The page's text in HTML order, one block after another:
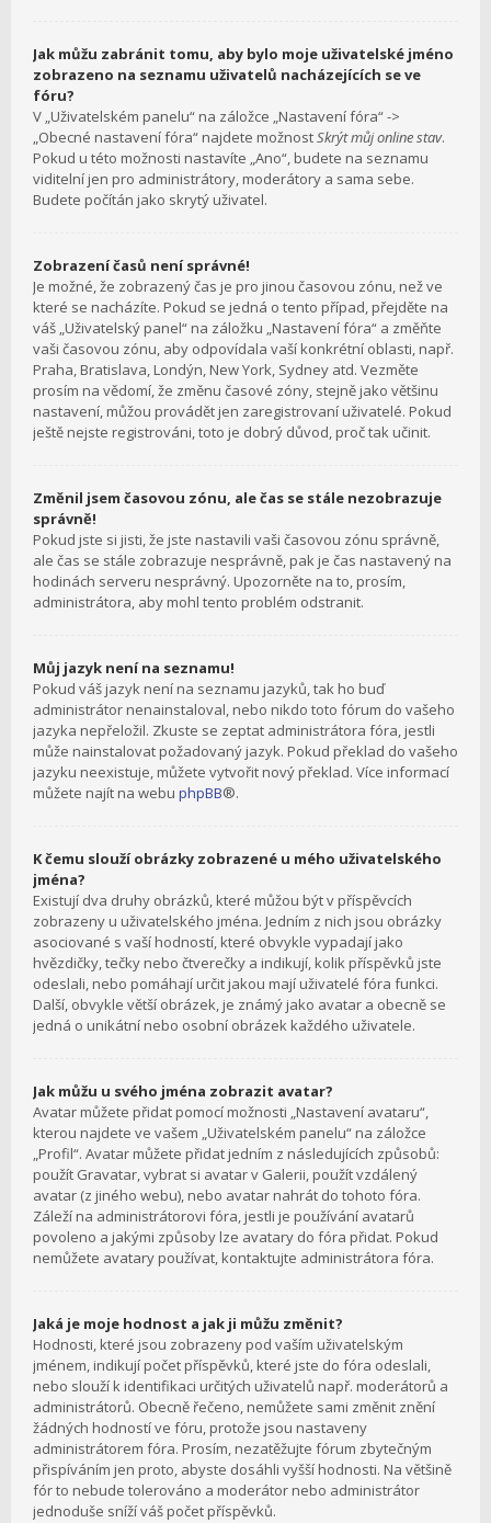
Jak můžu zabránit tomu, aby bylo moje uživatelské jméno
zobrazeno na seznamu uživatelů nacházejících se ve
fóru?
V „Uživatelském panelu“ na záložce „Nastavení fóra“ ->
„Obecné nastavení fóra“ najdete možnostSkrýt můj online stav.
Pokud u této možnosti nastavíte „Ano“, budete na seznamu
viditelní jen pro administrátory, moderátory a sama sebe.
Budete počítán jako skrytý uživatel.
Zobrazení časů není správné!
Je možné, že zobrazený čas je pro jinou časovou zónu, než ve
které se nacházíte. Pokud se jedná o tento případ, přejděte na
váš „Uživatelský panel“ na záložku „Nastavení fóra“ a změňte
vaši časovou zónu, aby odpovídala vaší konkrétní oblasti, např.
Praha, Bratislava, Londýn, New York, Sydney atd. Vezměte
prosím na vědomí, že změnu časové zóny, stejně jako většinu
nastavení, můžou provádět jen zaregistrovaní uživatelé. Pokud
ještě nejste registrováni, toto je dobrý důvod, proč tak učinit.
Změnil jsem časovou zónu, ale čas se stále nezobrazuje
správně!
Pokud jste si jisti, že jste nastavili vaši časovou zónu správně,
ale čas se stále zobrazuje nesprávně, pak je čas nastavený na
hodinách serveru nesprávný. Upozorněte na to, prosím,
administrátora, aby mohl tento problém odstranit.
Můj jazyk není na seznamu!
Pokud váš jazyk není na seznamu jazyků, tak ho buď
administrátor nenainstaloval, nebo nikdo toto fórum do vašeho
jazyka nepřeložil. Zkuste se zeptat administrátora fóra, jestli
může nainstalovat požadovaný jazyk. Pokud překlad do vašeho
jazyku neexistuje, můžete vytvořit nový překlad. Více informací
můžete najít na webu phpBB®.
K čemu slouží obrázky zobrazené u mého uživatelského
jména?
Existují dva druhy obrázků, které můžou být v příspěvcích
zobrazeny u uživatelského jména. Jedním z nich jsou obrázky
asociované s vaší hodností, které obvykle vypadají jako
hvězdičky, tečky nebo čtverečky a indikují, kolik příspěvků jste
odeslali, nebo pomáhají určit jakou mají uživatelé fóra funkci.
Další, obvykle větší obrázek, je známý jako avatar a obecně se
jedná o unikátní nebo osobní obrázek každého uživatele.
Jak můžu u svého jména zobrazit avatar?
Avatar můžete přidat pomocí možnosti „Nastavení avataru“,
kterou najdete ve vašem „Uživatelském panelu“ na záložce
„Profil“. Avatar můžete přidat jedním z následujících způsobů:
použít Gravatar, vybrat si avatar v Galerii, použít vzdálený
avatar (z jiného webu), nebo avatar nahrát do tohoto fóra.
Záleží na administrátorovi fóra, jestli je používání avatarů
povoleno a jakými způsoby lze avatary do fóra přidat. Pokud
nemůžete avatary používat, kontaktujte administrátora fóra.
Jaká je moje hodnost a jak ji můžu změnit?
Hodnosti, které jsou zobrazeny pod vaším uživatelským
jménem, indikují počet příspěvků, které jste do fóra odeslali,
nebo slouží k identifikaci určitých uživatelů např. moderátorů a
administrátorů. Obecně řečeno, nemůžete sami změnit znění
žádných hodností ve fóru, protože jsou nastaveny
administrátorem fóra. Prosím, nezatěžujte fórum zbytečným
přispíváním jen proto, abyste dosáhli vyšší hodnosti. Na většině
fór to nebude tolerováno a moderátor nebo administrátor
jednoduše sníží váš počet příspěvků.